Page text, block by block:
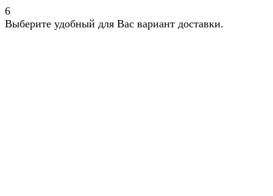
6
Выберите удобный для Вас вариант доставки.